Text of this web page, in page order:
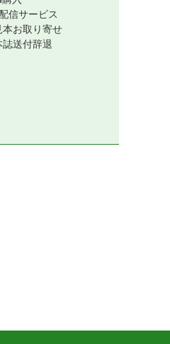
信サービス
本お取り寄せ
送付辞退